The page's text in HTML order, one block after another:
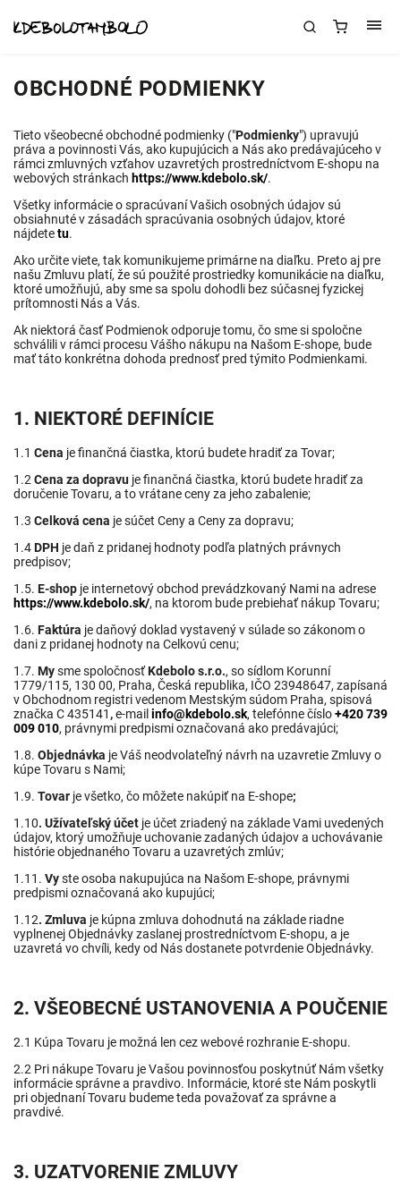
OBCHODNÉ PODMIENKY
Tieto všeobecné obchodné podmienky ("Podmienky") upravujú
práva a povinnosti Vás, ako kupujúcich a Nás ako predávajúceho v
rámci zmluvných vzťahov uzavretých prostredníctvom E-shopu na
webových stránkach https://www.kdebolo.sk/.
Všetky informácie o spracúvaní Vašich osobných údajov sú
obsiahnuté v zásadách spracúvania osobných údajov, ktoré
nájdetetu.
Ako určite viete, tak komunikujeme primárne na diaľku. Preto aj pre
našu Zmluvu platí, že sú použité prostriedky komunikácie na diaľku,
ktoré umožňujú, aby sme sa spolu dohodli bez súčasnej fyzickej
prítomnosti Nás a Vás.
Ak niektorá časť Podmienok odporuje tomu, čo sme si spoločne
schválili v rámci procesu Vášho nákupu na Našom E-shope, bude
mať táto konkrétna dohoda prednosť pred týmito Podmienkami.
1. NIEKTORÉ DEFINÍCIE
1.1 Cena je finančná čiastka, ktorú budete hradiť za Tovar;
1.2 Cena za dopravu je finančná čiastka, ktorú budete hradiť za
doručenie Tovaru, a to vrátane ceny za jeho zabalenie;
1.3 Celková cena je súčet Ceny a Ceny za dopravu;
1.4DPH je daň z pridanej hodnoty podľa platných právnych
predpisov;
1.5. E-shop je internetový obchod prevádzkovaný Nami na adrese
https://www.kdebolo.sk/, na ktorom bude prebiehať nákup Tovaru;
1.6. Faktúra je daňový doklad vystavený v súlade so zákonom o
dani z pridanej hodnoty na Celkovú cenu;
1.7. Mysme spoločnosťKdebolo s.r.o., so sídlom Korunní
1779/115, 130 00, Praha, Česká republika, IČO 23948647, zapísaná
v Obchodnom registri vedenom Mestským súdom Praha, spisová
značka C 435141 ,e-mail info@kdebolo.sk, telefónne číslo+420 739
009 010, právnymi predpismi označovaná ako predávajúci;
1.8. Objednávka je Váš neodvolateľný návrh na uzavretie Zmluvy o
kúpe Tovaru s Nami;
1.9. Tovar je všetko, čo môžete nakúpiť na E-shope;
1.10. Užívateľský účet je účet zriadený na základe Vami uvedených
údajov, ktorý umožňuje uchovanie zadaných údajov a uchovávanie
histórie objednaného Tovaru a uzavretých zmlúv;
1.11. Vyste osoba nakupujúca na Našom E-shope, právnymi
predpismi označovaná ako kupujúci;
1.12. Zmluva je kúpna zmluva dohodnutá na základe riadne
vyplnenej Objednávky zaslanej prostredníctvom E-shopu, a je
uzavretá vo chvíli, kedy od Nás dostanete potvrdenie Objednávky.
2. VŠEOBECNÉ USTANOVENIA A POUČENIE
2.1 Kúpa Tovaru je možná len cez webové rozhranie E-shopu.
2.2 Pri nákupe Tovaru je Vašou povinnosťou poskytnúť Nám všetky
informácie správne a pravdivo. Informácie, ktoré ste Nám poskytli
pri objednaní Tovaru budeme teda považovať za správne a
pravdivé.
3. UZATVORENIE ZMLUVY